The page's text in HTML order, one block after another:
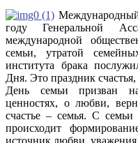
году Генеральной
международной
семьи, утратой
института брака
Дня. Это праздник
День семьи призван
ценностях, о любви,
счастье – семья. С семьи
происходит
источник любви,